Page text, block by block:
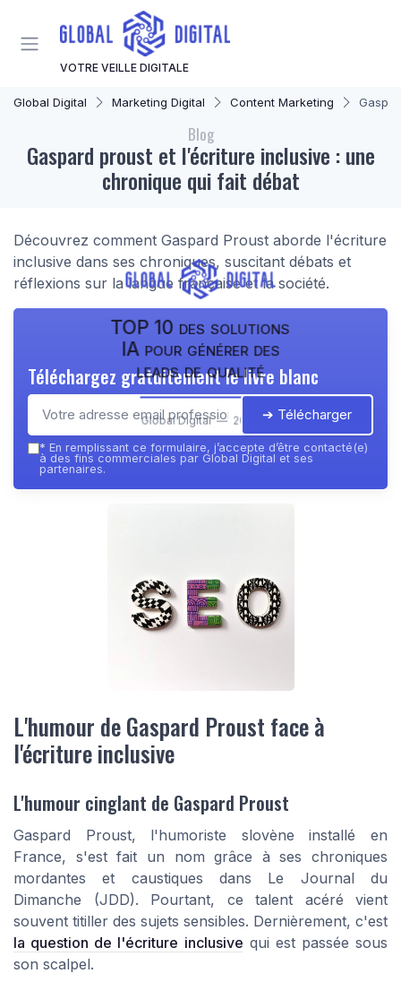
VOTRE VEILLE DIGITALE
Global Digital Marketing Digital Content Marketing
Blog
Gaspard proust et l'écriture inclusive : une
chronique qui fait débat
Découvrez comment Gaspard Proust aborde l'écriture
inclusive dans ses chroniques, suscitant débats et
réflexions sur la langue française et la société.
TOP 10 des solutions
IA pour générer des
leads de qualité
Global Digital — 2026
Téléchargez gratuitement le livre blanc
➔ Télécharger
* En remplissant ce formulaire, j’accepte d’être contacté(e)
à des fins commerciales par Global Digital et ses
partenaires.
L'humour de Gaspard Proust face à
l'écriture inclusive
L'humour cinglant de Gaspard Proust
Gaspard Proust, l'humoriste slovène installé en
France, s'est fait un nom grâce à ses chroniques
mordantes et caustiques dans Le Journal du
Dimanche (JDD). Pourtant, ce talent acéré vient
souvent titiller des sujets sensibles. Dernièrement, c'est
la question de l'écriture inclusive qui est passée sous
son scalpel.
Panneau de gestion des cookies